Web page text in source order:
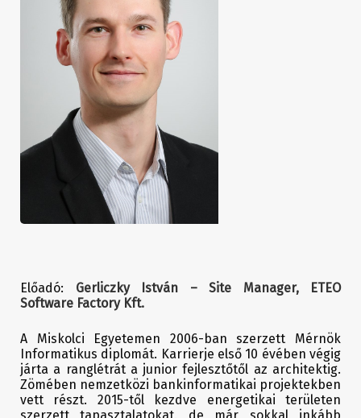
Előadó: Gerliczky István – Site Manager, ETEO
Software Factory Kft.
A Miskolci Egyetemen 2006-ban szerzett Mérnök
Informatikus diplomát. Karrierje első 10 évében végig
járta a ranglétrát a junior fejlesztőtől az architektig.
Zömében nemzetközi bankinformatikai projektekben
vett részt. 2015-től kezdve energetikai területen